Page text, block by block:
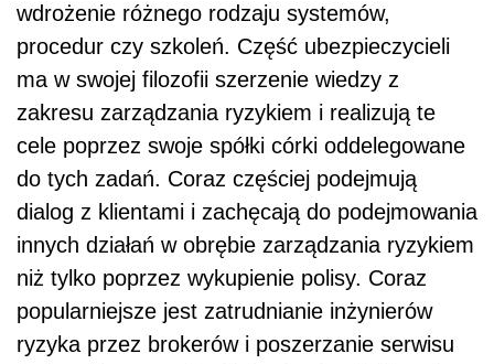
wdrożenie różnego rodzaju systemów,
procedur czy szkoleń. Część ubezpieczycieli
ma w swojej filozofii szerzenie wiedzy z
zakresu zarządzania ryzykiem i realizują te
cele poprzez swoje spółki córki oddelegowane
do tych zadań. Coraz częściej podejmują
dialog z klientami i zachęcają do podejmowania
innych działań w obrębie zarządzania ryzykiem
niż tylko poprzez wykupienie polisy. Coraz
popularniejsze jest zatrudnianie inżynierów
ryzyka przez brokerów i poszerzanie serwisu